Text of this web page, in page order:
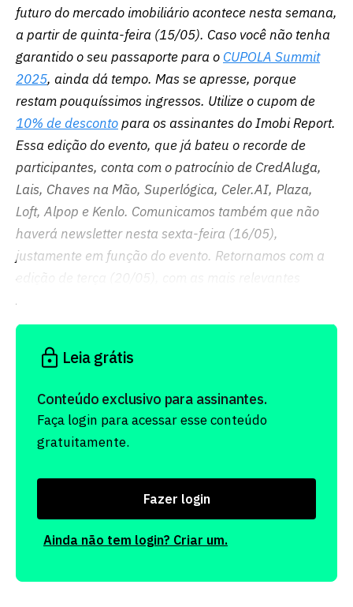
futuro do mercado imobiliário acontece nesta semana,
a partir de quinta-feira (15/05). Caso você não tenha
garantido o seu passaporte para o CUPOLA Summit
2025, ainda dá tempo. Mas se apresse, porque
restam pouquíssimos ingressos. Utilize o cupom de
10% de descontopara os assinantes do Imobi Report.
Essa edição do evento, que já bateu o recorde de
participantes, conta com o patrocínio de CredAluga,
Lais, Chaves na Mão, Superlógica, Celer.AI, Plaza,
Loft, Alpop e Kenlo. Comunicamos também que não
haverá newsletter nesta sexta-feira (16/05),
justamente em função do evento. Retornamos com a
edição de terça (20/05), com as mais relevantes
notícias do mercado imobiliário!
Leia grátis
Conteúdo exclusivo para assinantes.
Faça login para acessar esse conteúdo
gratuitamente.
Fazer login
Ainda não tem login? Criar um.